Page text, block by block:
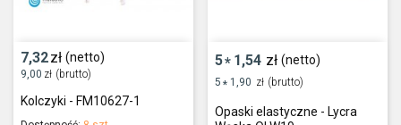
7,32zł (netto)
9,00 zł (brutto)
Kolczyki - FM10627-1
5* 1,54 zł (netto)
5 * 1,90 zł (brutto)
Opaski elastyczne - Lycra